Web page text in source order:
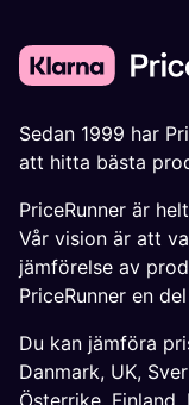
Sedan 1999 har
att hitta bästa
PriceRunner är
Vår vision är att
jämförelse av
PriceRunner en
Du kan jämföra
Danmark, UK,